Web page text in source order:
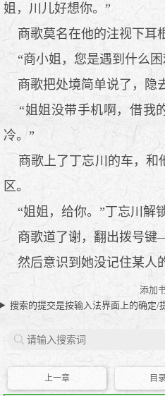
姐，川儿好想你。”
商歌莫名在他的注视下耳
“商小姐，您是遇到什么困
商歌把处境简单说了，隐
“姐姐没带手机啊，借我
冷。”
商歌上了丁忘川的车，和
区。
“姐姐，给你。”丁忘川解
商歌道了谢，翻出拨号
然后意识到她没记住某
添加
搜索的提交是按输入法界面上的确定/
上一章 目